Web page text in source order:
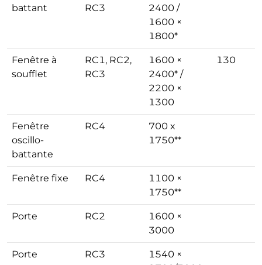
battant
RC3
2400 /
1600 ×
1800*
Fenêtre à
soufflet
RC1, RC2,
RC3
1600 ×
2400* /
2200 ×
1300
130
Fenêtre
oscillo-
battante
RC4
700 x
1750**
Fenêtre fixe RC4
1100 ×
1750**
Porte RC2
1600 ×
3000
Porte RC3
1540 ×